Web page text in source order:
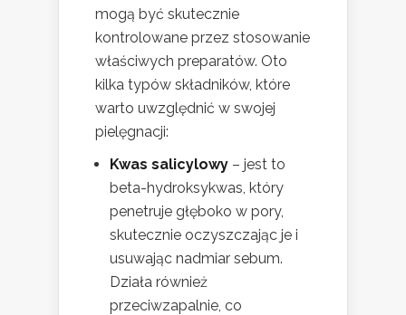
mogą być skutecznie
kontrolowane przez stosowanie
właściwych preparatów. Oto
kilka typów składników, które
warto uwzględnić w swojej
pielęgnacji:
Kwas salicylowy – jest to
beta-hydroksykwas, który
penetruje głęboko w pory,
skutecznie oczyszczając je i
usuwając nadmiar sebum.
Działa również
przeciwzapalnie, co